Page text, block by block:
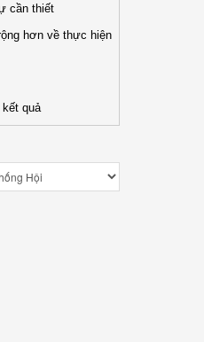
cần thiết
hơn về thực hiện
quả